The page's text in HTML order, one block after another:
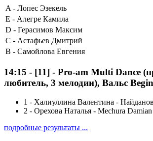
A - Лопес Эзекель
E - Алегре Камила
D - Герасимов Максим
C - Астафьев Дмитрий
B - Самойлова Евгения
14:15 - [11] - Pro-am Multi Dance
любитель, 3 мелодии), Вальс
1 - Халиуллина Валентина -
2 - Орехова Наталья - Mechura
подробные результаты ...